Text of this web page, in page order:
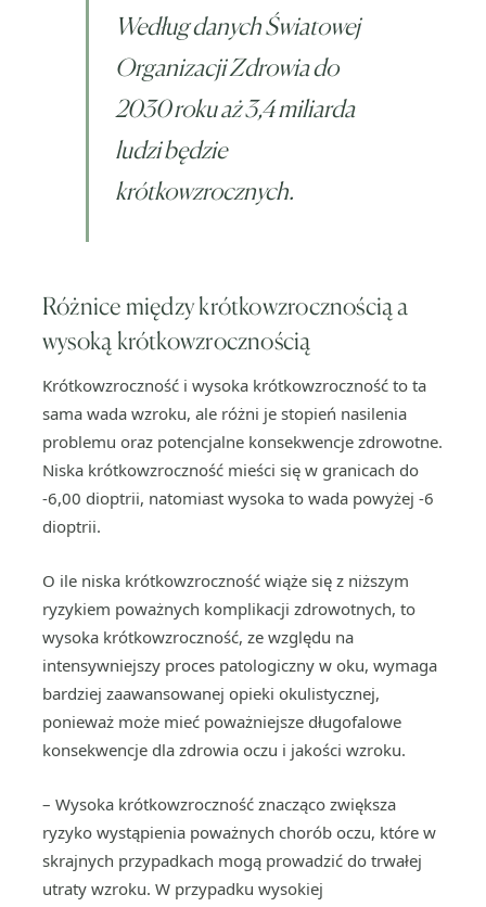
Według danych Światowej
Organizacji Zdrowia do
2030 roku aż 3,4 miliarda
ludzi będzie
krótkowzrocznych.
Różnice między krótkowzrocznością a
wysoką krótkowzrocznością
Krótkowzroczność i wysoka krótkowzroczność to ta
sama wada wzroku, ale różni je stopień nasilenia
problemu oraz potencjalne konsekwencje zdrowotne.
Niska krótkowzroczność mieści się w granicach do
-6,00 dioptrii, natomiast wysoka to wada powyżej -6
dioptrii.
O ile niska krótkowzroczność wiąże się z niższym
ryzykiem poważnych komplikacji zdrowotnych, to
wysoka krótkowzroczność, ze względu na
intensywniejszy proces patologiczny w oku, wymaga
bardziej zaawansowanej opieki okulistycznej,
ponieważ może mieć poważniejsze długofalowe
konsekwencje dla zdrowia oczu i jakości wzroku.
– Wysoka krótkowzroczność znacząco zwiększa
ryzyko wystąpienia poważnych chorób oczu, które w
skrajnych przypadkach mogą prowadzić do trwałej
utraty wzroku. W przypadku wysokiej